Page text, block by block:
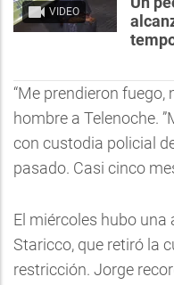
VIDEO
“Me prendieron fuego,
hombre a Telenoche.
con custodia policial
pasado. Casi cinco
El miércoles hubo
Staricco, que retiró la
restricción. Jorge